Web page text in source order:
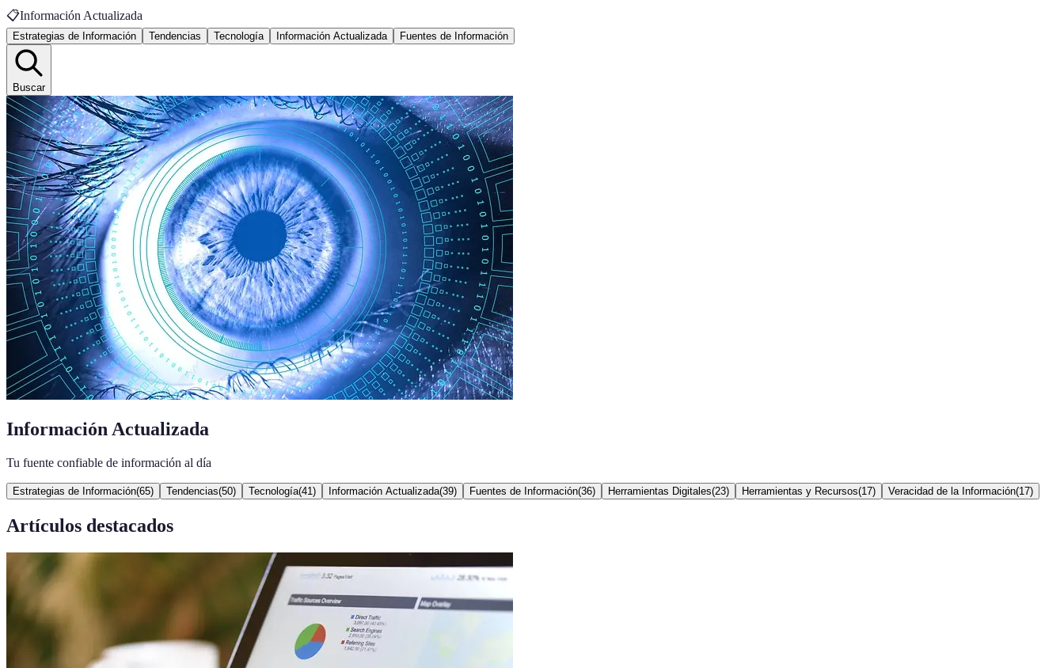
📋Información Actualizada
Estrategias de Información Tendencias Tecnología Información Actualizada Fuentes de Información
Buscar
Información Actualizada
Tu fuente confiable de información al día
Estrategias de Información(65) Tendencias(50) Tecnología(41 ) Información Actualizada(39) Fuentes de Información(36) Herramientas Digitales(23) Herramientas y Recursos(17) Veracidad de la Información(17)
Artículos destacados